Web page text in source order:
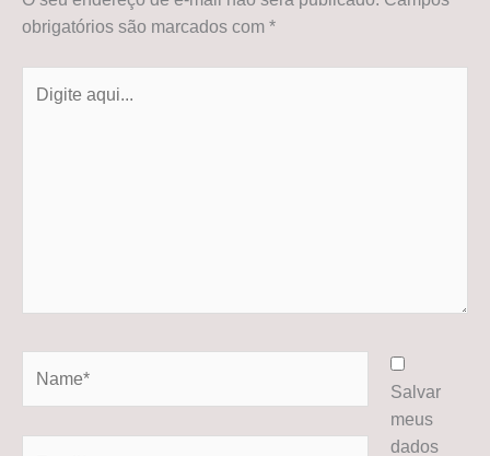
obrigatórios são marcados com *
aqui...
Salvar
meus
dados